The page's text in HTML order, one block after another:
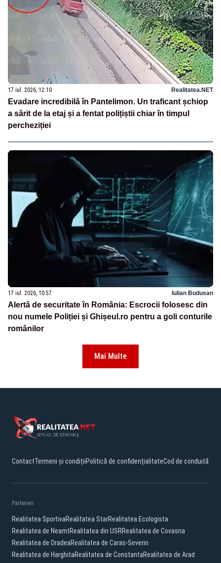
17 iul. 2026, 12:10 Realitatea.NET
Evadare incredibilă în Pantelimon. Un traficant șchiop
a sărit de la etaj și a fentat polițiștii chiar în timpul
percheziției
17 iul. 2026, 10:57 Iulian Budusan
Alertă de securitate în România: Escrocii folosesc din
nou numele Poliției și Ghișeul.ro pentru a goli conturile
românilor
Mai Multe
ContactTermeni și condițiiPolitică de confidențialitateCod de conduită
Parteneri:
Realitatea SportivaRealitatea StarRealitatea Ecologista
Realitatea de NeamtRealitatea din USRRealitatea de Covasna
Realitatea de OradeaRealitatea de Caras-Severin
Realitatea de HarghitaRealitatea de ConstantaRealitatea de Arad